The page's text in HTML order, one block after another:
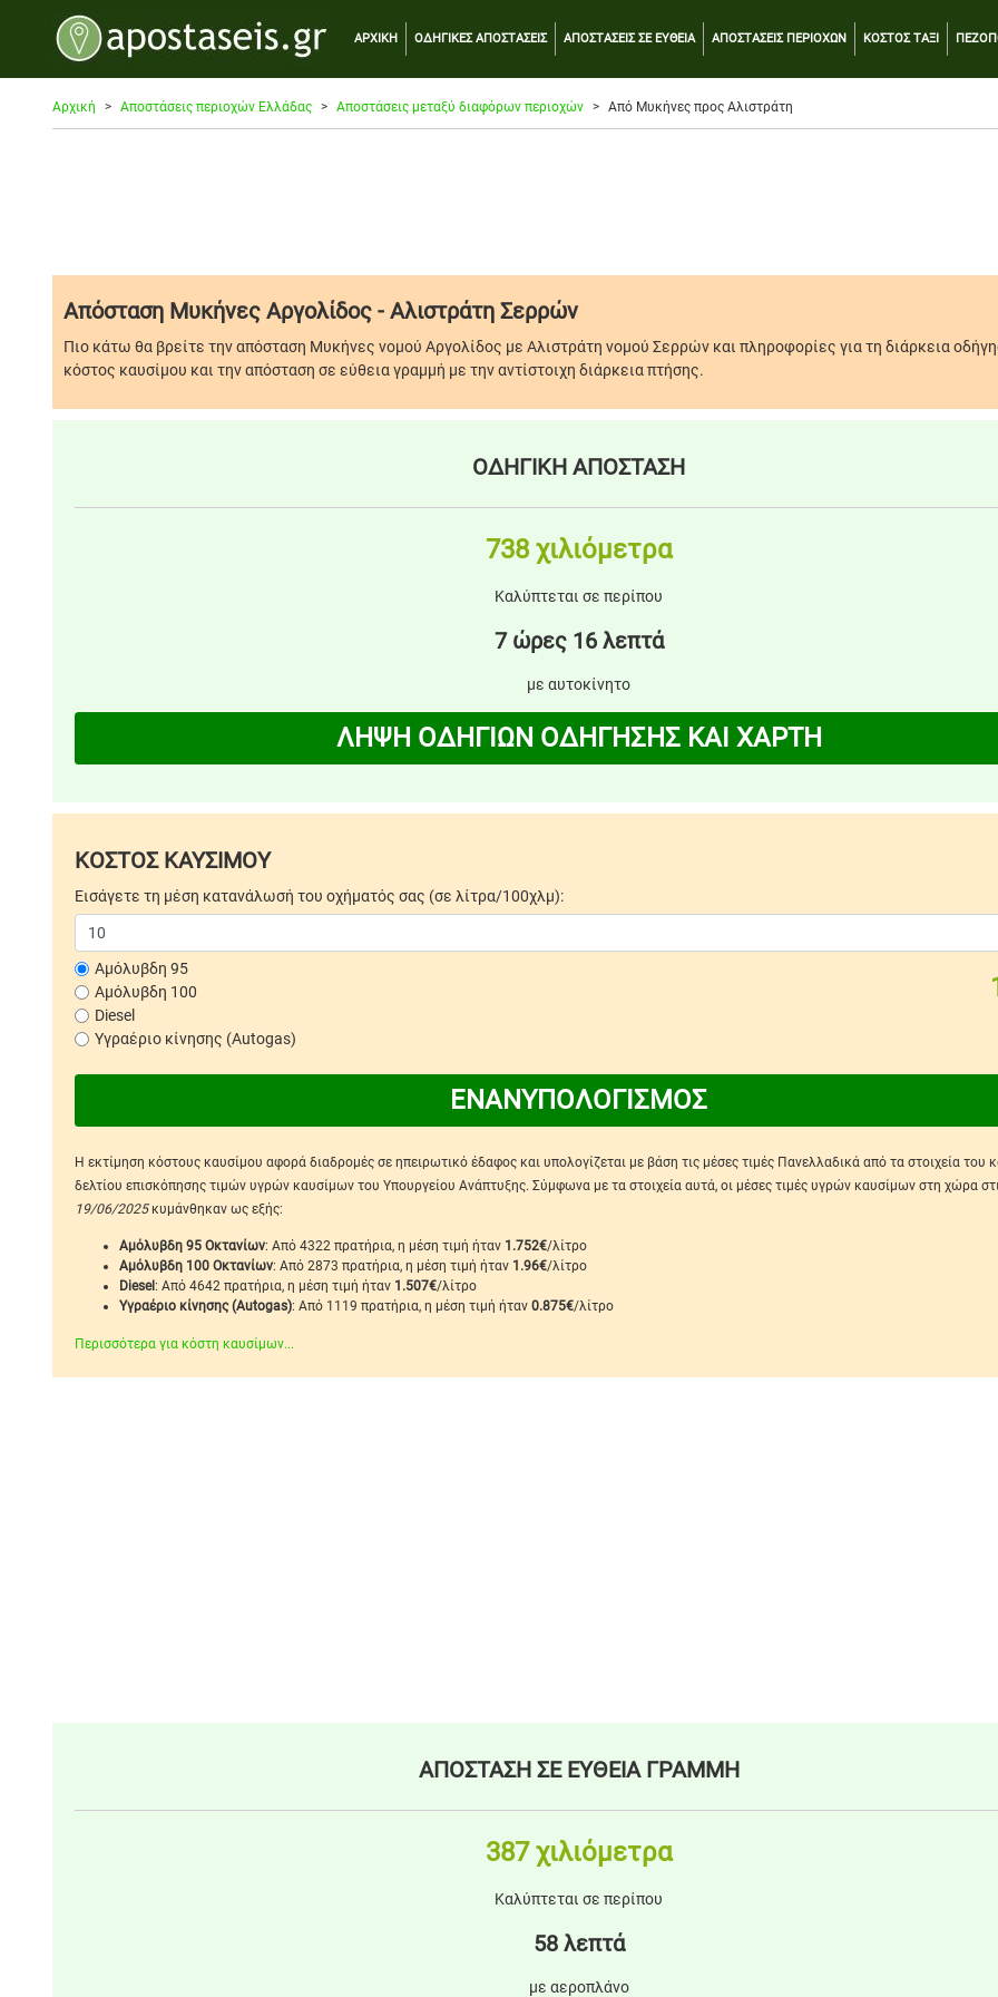
ΑΡΧΙΚΗ ΟΔΗΓΙΚΕΣ ΑΠΟΣΤΑΣΕΙΣ ΑΠΟΣΤΑΣΕΙΣ ΣΕ ΕΥΘΕΙΑ ΑΠΟΣΤΑΣΕΙΣ ΠΕΡΙΟΧΩΝ ΚΟΣΤΟΣ ΤΑΞΙ
Αρχική Αποστάσεις περιοχών Ελλάδας Αποστάσεις μεταξύ διαφόρων περιοχών Από Μυκήνες προς Αλιστράτη
Απόσταση Μυκήνες Αργολίδος - Αλιστράτη Σερρών
Πιο κάτω θα βρείτε την απόσταση Μυκήνες νομού Αργολίδος με Αλιστράτη νομού Σερρών και πληροφορίες για τη διάρκεια
κόστος καυσίμου και την απόσταση σε εύθεια γραμμή με την αντίστοιχη διάρκεια πτήσης.
ΟΔΗΓΙΚΗ ΑΠΟΣΤΑΣΗ
738 χιλιόμετρα
Καλύπτεται σε περίπου
7 ώρες 16 λεπτά
με αυτοκίνητο
ΛΗΨΗ ΟΔΗΓΙΩΝ ΟΔΗΓΗΣΗΣ ΚΑΙ ΧΑΡΤΗ
ΚΟΣΤΟΣ ΚΑΥΣΙΜΟΥ
Εισάγετε τη μέση κατανάλωσή του οχήματός σας (σε λίτρα/100χλμ):
Αμόλυβδη 95
Αμόλυβδη 100
Diesel
Υγραέριο κίνησης (Autogas)
ΕΝΑΝΥΠΟΛΟΓΙΣΜΟΣ
Η εκτίμηση κόστους καυσίμου αφορά διαδρομές σε ηπειρωτικό έδαφος και υπολογίζεται με βάση τις μέσες τιμές Πανελλαδικά από τα στοιχεία του
δελτίου επισκόπησης τιμών υγρών καυσίμων του Υπουργείου Ανάπτυξης. Σύμφωνα με τα στοιχεία αυτά, οι μέσες τιμές υγρών καυσίμων στη χώρα
19/06/2025κυμάνθηκαν ως εξής:
Αμόλυβδη 95 Οκτανίων: Από 4322 πρατήρια, η μέση τιμή ήταν 1.752€/λίτρο
Αμόλυβδη 100 Οκτανίων: Από 2873 πρατήρια, η μέση τιμή ήταν 1.96€/λίτρο
Diesel: Από 4642 πρατήρια, η μέση τιμή ήταν 1.507€/λίτρο
Υγραέριο κίνησης (Autogas): Από 1119 πρατήρια, η μέση τιμή ήταν 0.875€/λίτρο
Περισσότερα για κόστη καυσίμων...
ΑΠΟΣΤΑΣΗ ΣΕ ΕΥΘΕΙΑ ΓΡΑΜΜΗ
387 χιλιόμετρα
Καλύπτεται σε περίπου
58 λεπτά
με αεροπλάνο